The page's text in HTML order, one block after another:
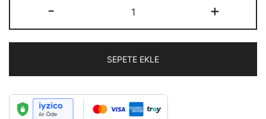
-
Tasarım
Aşk
Kahverengi
Kolye
adet
+
SEPETE EKLE